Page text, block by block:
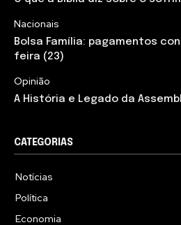
Nacionais
Bolsa Família: pagamentos
feira (23)
Opinião
A História e Legado da
CATEGORIAS
Notícias
Política
Economia